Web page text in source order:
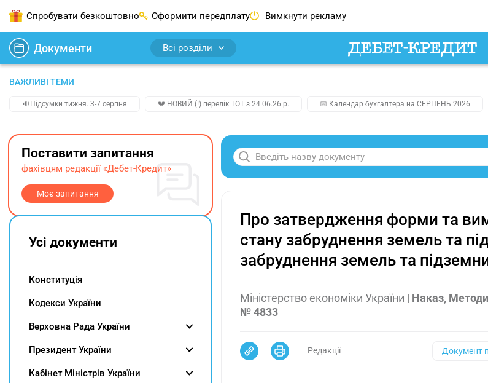
Спробувати безкоштовно Оформити передплату Вимкнути рекламу
Документи Всі розділи
ВАЖЛИВІ ТЕМИ
🔉Підсумки тижня. 3-7 серпня 💔 НОВИЙ (!) перелік ТОТ з 24.06.26 р. 📅 Календар бухгалтера на СЕРПЕНЬ 2026
Про затвердження форми та
стану забруднення земель та
забруднення земель та
Міністерство економіки України | Наказ,
№ 4833
Редакції Документ
Поставити запитання
фахівцям редакції «Дебет-Кредит»
Моє запитання
Усі документи
Конституція
Кодекси України
Верховна Рада України
Президент України
Кабінет Міністрів України